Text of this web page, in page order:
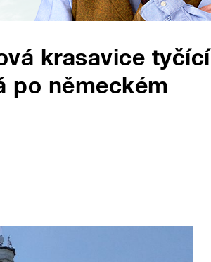
krasavice tyčící
po německém